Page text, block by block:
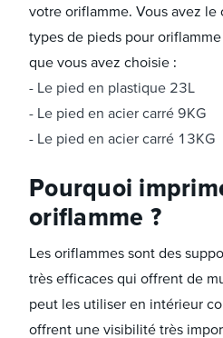
votre oriflamme. Vous avez
types de pieds pour
que vous avez choisie :
Le pied en plastique 23L
Le pied en acier carré 9KG
Le pied en acier carré 13KG
Pourquoi
oriflamme ?
Les oriflammes sont des
très efficaces qui offrent de
peut les utiliser en intérieur
offrent une visibilité très